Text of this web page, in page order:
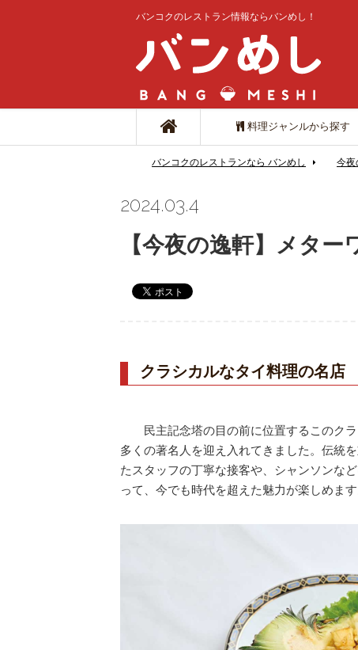
バンコクのレストラン情報ならバンめし！
料理ジャンルから探す
バンコクのレストランなら バンめし 今夜
2024.03.4
【今夜の逸軒】メタ
クラシカルなタイ料理の名店
民主記念塔の目の前に位置するこのクラ
多くの著名人を迎え入れてきました。伝統
たスタッフの丁寧な接客や、シャンソンな
って、今でも時代を超えた魅力が楽しめます